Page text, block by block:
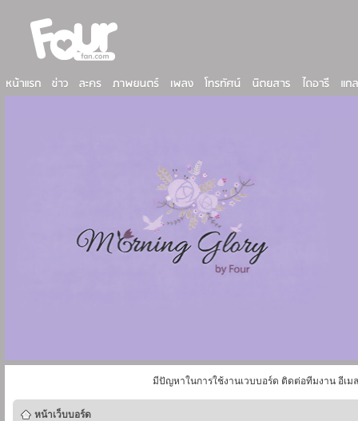
มีปัญหาในการใช้งานเวบบอร์ด ติดต่อทีมงาน อีเม
หน้าเว็บบอร์ด